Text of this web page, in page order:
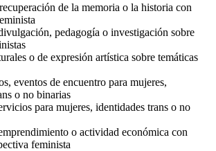
de la memoria o la historia con
pedagogía o investigación sobre
o de expresión artística sobre temáticas
eventos de encuentro para mujeres,
o no binarias
para mujeres, identidades trans o no
o actividad económica con
feminista